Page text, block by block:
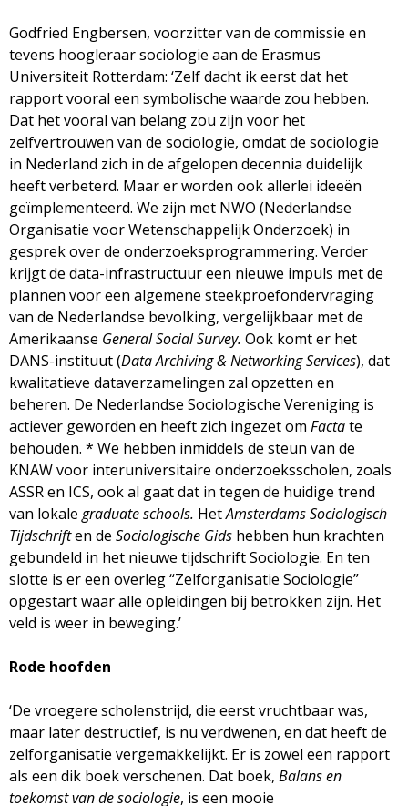
Godfried Engbersen, voorzitter van de commissie en
tevens hoogleraar sociologie aan de Erasmus
Universiteit Rotterdam: ‘Zelf dacht ik eerst dat het
rapport vooral een symbolische waarde zou hebben.
Dat het vooral van belang zou zijn voor het
zelfvertrouwen van de sociologie, omdat de sociologie
in Nederland zich in de afgelopen decennia duidelijk
heeft verbeterd. Maar er worden ook allerlei ideeën
geïmplementeerd. We zijn met NWO (Nederlandse
Organisatie voor Wetenschappelijk Onderzoek) in
gesprek over de onderzoeksprogrammering. Verder
krijgt de data-infrastructuur een nieuwe impuls met de
plannen voor een algemene steekproefondervraging
van de Nederlandse bevolking, vergelijkbaar met de
Amerikaanse General Social Survey. Ook komt er het
DANS-instituut (Data Archiving & Networking Services), dat
kwalitatieve dataverzamelingen zal opzetten en
beheren. De Nederlandse Sociologische Vereniging is
actiever geworden en heeft zich ingezet om Factate
behouden. * We hebben inmiddels de steun van de
KNAW voor interuniversitaire onderzoeksscholen, zoals
ASSR en ICS, ook al gaat dat in tegen de huidige trend
van lokale graduate schools. HetAmsterdams Sociologisch
Tijdschriften de Sociologische Gids hebben hun krachten
gebundeld in het nieuwe tijdschrift Sociologie. En ten
slotte is er een overleg “Zelforganisatie Sociologie”
opgestart waar alle opleidingen bij betrokken zijn. Het
veld is weer in beweging.’
Rode hoofden
‘De vroegere scholenstrijd, die eerst vruchtbaar was,
maar later destructief, is nu verdwenen, en dat heeft de
zelforganisatie vergemakkelijkt. Er is zowel een rapport
als een dik boek verschenen. Dat boek, Balans en
toekomst van de sociologie, is een mooie